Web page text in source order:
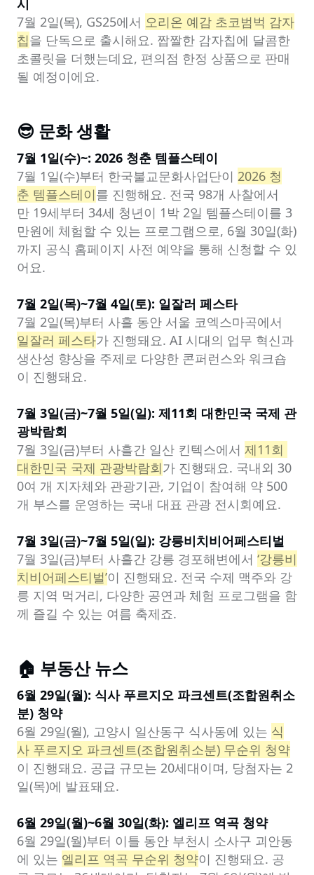
시
7월 2일(목), GS25에서 오리온 예감 초코범벅 감자
칩을 단독으로 출시해요. 짭짤한 감자칩에 달콤한
초콜릿을 더했는데요, 편의점 한정 상품으로 판매
될 예정이에요.
😎 문화 생활
7월 1일(수)~: 2026 청춘 템플스테이
7월 1일(수)부터 한국불교문화사업단이 2026 청
춘 템플스테이를 진행해요. 전국 98개 사찰에서
만 19세부터 34세 청년이 1박 2일 템플스테이를 3
만원에 체험할 수 있는 프로그램으로, 6월 30일(화)
까지 공식 홈페이지 사전 예약을 통해 신청할 수 있
어요.
7월 2일(목)~7월 4일(토): 일잘러 페스타
7월 2일(목)부터 사흘 동안 서울 코엑스마곡에서
일잘러 페스타가 진행돼요. AI 시대의 업무 혁신과
생산성 향상을 주제로 다양한 콘퍼런스와 워크숍
이 진행돼요.
7월 3일(금)~7월 5일(일): 제11회 대한민국 국제 관
광박람회
7월 3일(금)부터 사흘간 일산 킨텍스에서 제11회
대한민국 국제 관광박람회가 진행돼요. 국내외 30
0여 개 지자체와 관광기관, 기업이 참여해 약 500
개 부스를 운영하는 국내 대표 관광 전시회예요.
7월 3일(금)~7월 5일(일): 강릉비치비어페스티벌
7월 3일(금)부터 사흘간 강릉 경포해변에서 ‘강릉비
치비어페스티벌’이 진행돼요. 전국 수제 맥주와 강
릉 지역 먹거리, 다양한 공연과 체험 프로그램을 함
께 즐길 수 있는 여름 축제죠.
🏠 부동산 뉴스
6월 29일(월): 식사 푸르지오 파크센트(조합원취소
분) 청약
6월 29일(월), 고양시 일산동구 식사동에 있는 식
사 푸르지오 파크센트(조합원취소분) 무순위 청약
이 진행돼요. 공급 규모는 20세대이며, 당첨자는 2
일(목)에 발표돼요.
6월 29일(월)~6월 30일(화): 엘리프 역곡 청약
6월 29일(월)부터 이틀 동안 부천시 소사구 괴안동
에 있는 엘리프 역곡 무순위 청약이 진행돼요. 공